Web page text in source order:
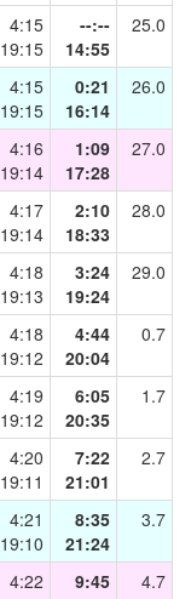
4:15
19:15
--:--
14:55
25.0
4:15
19:15
0:21
16:14
26.0
4:16
19:14
1:09
17:28
27.0
4:17
19:14
2:10
18:33
28.0
4:18
19:13
3:24
19:24
29.0
4:18
19:12
4:44
20:04
0.7
4:19
19:12
6:05
20:35
1.7
4:20
19:11
7:22
21:01
2.7
4:21
19:10
8:35
21:24
3.7
4:22
9:45
4.7